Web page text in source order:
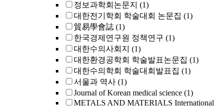
정보과학회논문지 (1)
대한전기학회 학술대회 논문집 (1)
貿易學會誌 (1)
한국경제연구원 정책연구 (1)
대한수의사회지 (1)
대한환경공학회 학술발표논문집 (1)
대한수의학회 학술대회발표집 (1)
서울과 역사 (1)
Journal of Korean medical science (1)
METALS AND MATERIALS International